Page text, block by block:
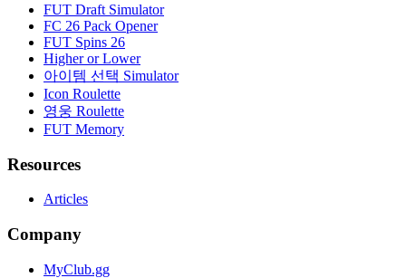
FUT Draft Simulator
FC 26 Pack Opener
FUT Spins 26
Higher or Lower
아이템 선택 Simulator
Icon Roulette
영웅 Roulette
FUT Memory
Resources
Articles
Company
MyClub.gg